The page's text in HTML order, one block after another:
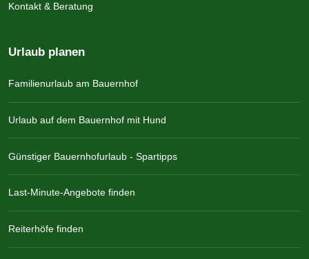
Kontakt & Beratung
Urlaub planen
Familienurlaub am Bauernhof
Urlaub auf dem Bauernhof mit Hund
Günstiger Bauernhofurlaub - Spartipps
Last-Minute-Angebote finden
Reiterhöfe finden